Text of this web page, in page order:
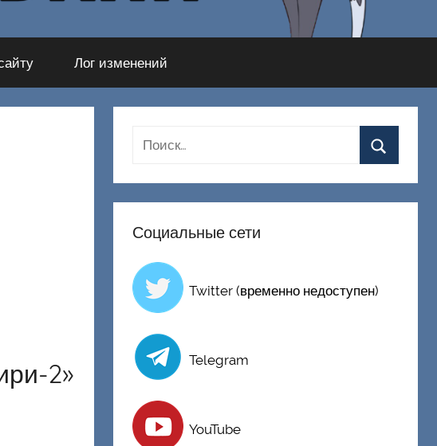
Лог изменений
2»
Социальные сети
Twitter (временно недоступен)
Telegram
YouTube